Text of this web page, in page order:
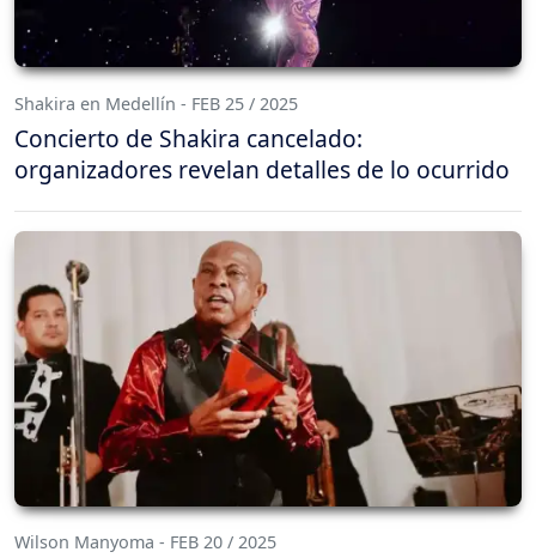
Shakira en Medellín - FEB 25 / 2025
Concierto de Shakira cancelado:
organizadores revelan detalles de lo ocurrido
Wilson Manyoma - FEB 20 / 2025